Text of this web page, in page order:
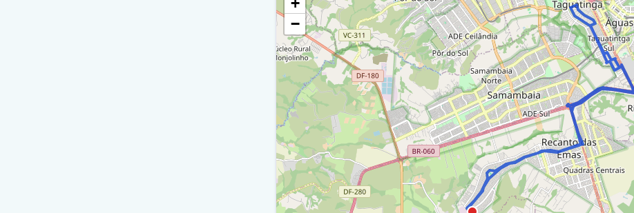
Avenida Recanto Das Emas / 27 Batalhão Pmdf /
Ra Xv
Avenida Recanto Das Emas / Ra Xv
Retorno - Avenida Recanto Das Emas (Q 304) / Ra
Xv
Avenida Recanto Das Emas / Ra Xv
Balão - Avenida Recanto Das Emas 107 / Ra Xv
Avenida Recanto Das Emas / Ra Xv
−